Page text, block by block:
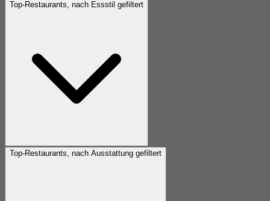
Top-Restaurants, nach Essstil gefiltert
Top-Restaurants, nach Ausstattung gefiltert